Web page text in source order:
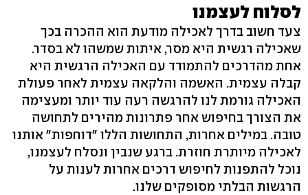
לסלוח לעצמנו
צעד חשוב בדרך לאכילה מודעת הוא ההכרה בכך
שאכילה רגשית היא מסר, איתות שמשהו לא בסדר.
אחת מהדרכים להתמודד עם האכילה הרגשית היא
קבלה עצמית. האשמה והלקאה עצמית לאחר פעולת
האכילה גורמת לנו להרגשה רעה עוד יותר ומעצימה
את הצורך בחיפוש אחר פתרונות מהירים לתחושה
טובה. במילים אחרות, התחושות הללו "דוחפות" אותנו
לאכילה מיותרת חוזרת. ברגע שנבין ונסלח לעצמנו,
נוכל להתפנות לחיפוש דרכים אחרות לענות על
הרגשות הבלתי מסופקים שלנו.